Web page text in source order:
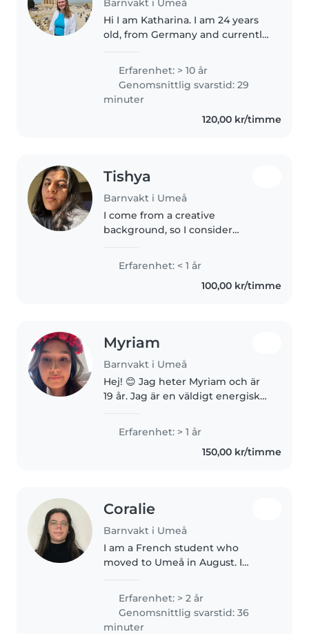
Barnvakt i Umeå
Hi I am Katharina. I am 24 years
old, from Germany and currently
and sustainable development in
Umeå. Besides my classes I am
very flexible during the week..
Erfarenhet: > 10 år
Genomsnittlig svarstid: 29
minuter
120,00 kr/timme
Tishya
Barnvakt i Umeå
I come from a creative
background, so I consider
superpower! Since I've had a lot
of young cousins around me
ever since I was 15, I have grown
Erfarenhet: < 1 år
100,00 kr/timme
Myriam
Barnvakt i Umeå
Hej! 😊 Jag heter Myriam och är
19 år. Jag är en väldigt energisk
barn! Jag har jobbat på förskola i
ungefär 9 månader samt varit
nanny och barnvakt till..
Erfarenhet: > 1 år
150,00 kr/timme
Coralie
Barnvakt i Umeå
I am a French student who
moved to Umeå in August. I
children in France for three
years. I was mainly in charge of
two of them: a little girl until..
Erfarenhet: > 2 år
Genomsnittlig svarstid: 36
minuter